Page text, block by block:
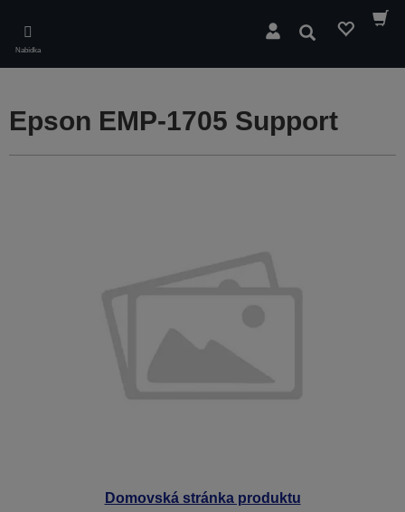
main
content
Nabídka
Hledat
Domovská stránka produktu
Epson EMP-1705 Support